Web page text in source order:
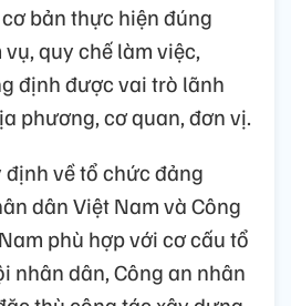
bản thực hiện đúng
quy chế làm việc,
định được vai trò lãnh
phương, cơ quan, đơn vị.
về tổ chức đảng
dân Việt Nam và Công
phù hợp với cơ cấu tổ
nhân dân, Công an nhân